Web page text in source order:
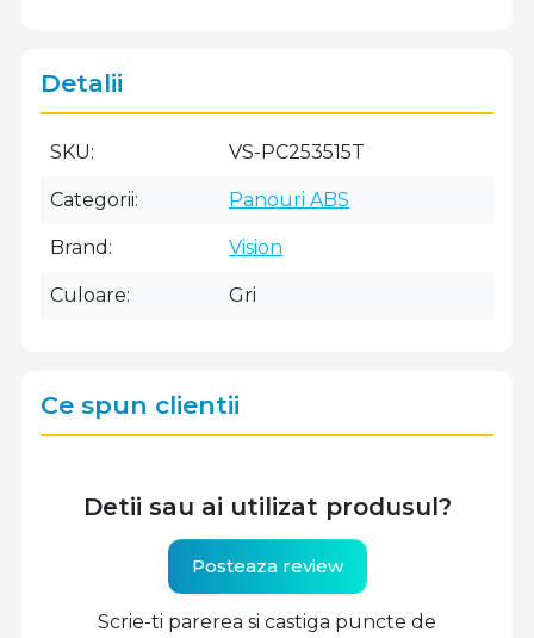
Detalii
SKU VS-PC253515T
Categorii Panouri ABS
Brand Vision
Culoare Gri
Ce spun clientii
Detii sau ai utilizat produsul?
Posteaza review
Scrie-ti parerea si castiga puncte de